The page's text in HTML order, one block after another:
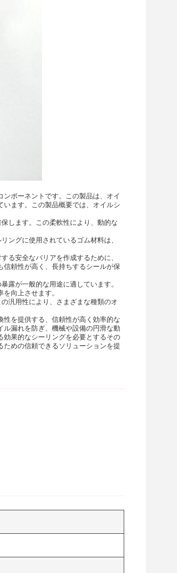
ポーネントです。この製品は、オイ
ます。この製品概要では、オイルシ
します。この柔軟性により、動的な
ングに使用されているゴム材料は、
る安全なバリアを作成するために、
頼性が高く、長持ちするシールが保
露が一般的な用途に適しています。
向上させます。
汎用性により、さまざまな種類のオ
を提供する、信頼性が高く効率的な
漏れを防ぎ、機械や設備の円滑な動
果的なシーリングを必要とするその
めの信頼できるソリューションを提